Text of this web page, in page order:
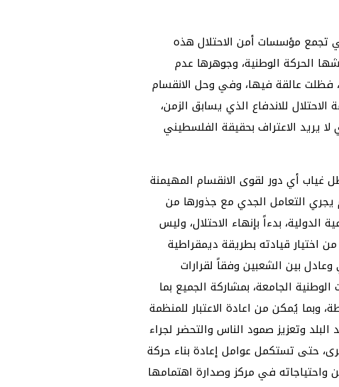
تجمع مؤسسات أمن الاحتلال هذه
الحركة الوطنية، وجوهرها عدم
فظلت عالقة فيها، وفي وحل الانقسام
للاندفاع الذي يسابق الزمن،
يريد الاعتراف بحقيقة الفلسطيني
غياب أي دور لقوى الانقسام المهيمنة
يجري التعامل الجدي مع جذورها من
بدءاً بإنهاء الاحتلال، وليس
اختيار قيادته بطريقة ديمقراطية
بين الشعبين وفقاً لقرارات
الجامعة، بمشاركة الجميع بما
وبما يُمكن من اعادة الاعتبار للمنظمة
وتعزيز صمود الناس والتحضر لجراء
حتى تستكمل عوامل إعادة بناء حركة
في مركز وصدارة اهتمامها